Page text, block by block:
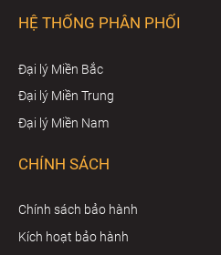
HỆ THỐNG PHÂN PHỐI
Đại lý Miền Bắc
Đại lý Miền Trung
Đại lý Miền Nam
CHÍNH SÁCH
Chính sách bảo hành
Kích hoạt bảo hành